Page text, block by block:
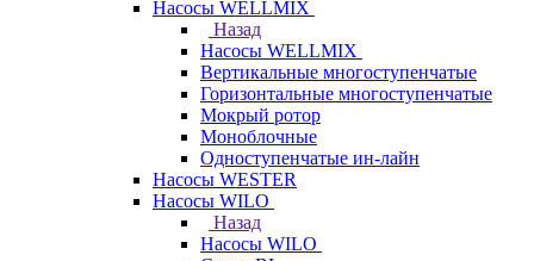
Насосы WELLMIX
Назад
Насосы WELLMIX
Вертикальные многоступенчатые
Горизонтальные многоступенчатые
Мокрый ротор
Моноблочные
Одноступенчатые ин-лайн
Насосы WESTER
Насосы WILO
Назад
Насосы WILO